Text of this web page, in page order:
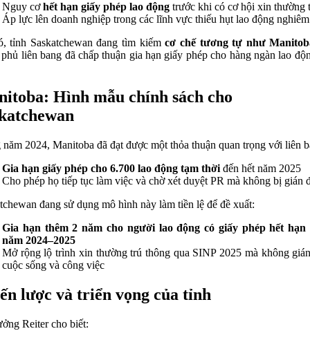
Nguy cơhết hạn giấy phép lao động trước khi có cơ hội xin thường
Áp lực lên doanh nghiệp trong các lĩnh vực thiếu hụt lao động
tỉnh Saskatchewan đang tìm kiếmcơ chế tương tự như
liên bang đã chấp thuận gia hạn giấy phép cho hàng ngàn lao
Hình mẫu chính sách cho
năm 2024, Manitoba đã đạt được một thỏa thuận quan trọng với liên
Gia hạn giấy phép cho 6.700 lao động tạm thời đến hết năm 2025
Cho phép họ tiếp tục làm việc và chờ xét duyệt PR mà không bị gián
đang sử dụng mô hình này làm tiền lệ để đề xuất:
Gia hạn thêm 2 năm cho người lao động có giấy phép hết hạn
năm 2024–2025
Mở rộng lộ trình xin thường trú thông qua SINP 2025 mà không
cuộc sống và công việc
lược và triển vọng của tỉnh
Reiter cho biết: